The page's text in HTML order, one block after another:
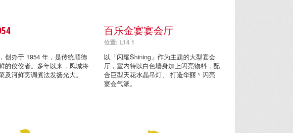
创办于 1954 年，是传统顺德
的佼佼者。多年以来，凤城将
及河鲜烹调煮法发扬光大。
百乐金宴宴会厅
位置: L14 1
以「闪耀Shining」作为主题的大型宴会
厅，室内特以白色墙身加上闪亮物料，配
合巨型天花水晶吊灯、 打造华丽丶闪亮
宴会气派。